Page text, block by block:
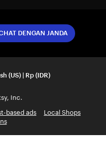
DENGAN JANDA
(US) | Rp (IDR)
Inc.
based ads
Local Shops